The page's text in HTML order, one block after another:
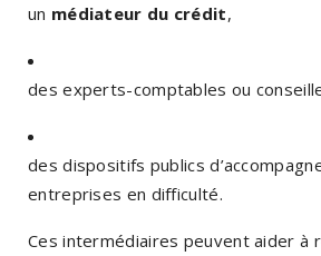
un médiateur du crédit,
des experts-comptables ou
des dispositifs publics
entreprises en difficulté.
Ces intermédiaires peuvent aider à